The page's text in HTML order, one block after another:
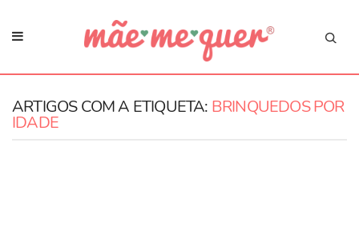
ARTIGOS COM A ETIQUETA: BRINQUEDOS POR
IDADE